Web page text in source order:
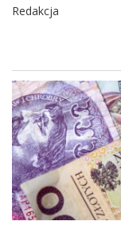
Redakcja